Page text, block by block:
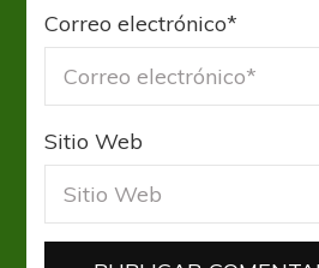
Correo electrónico*
Sitio Web